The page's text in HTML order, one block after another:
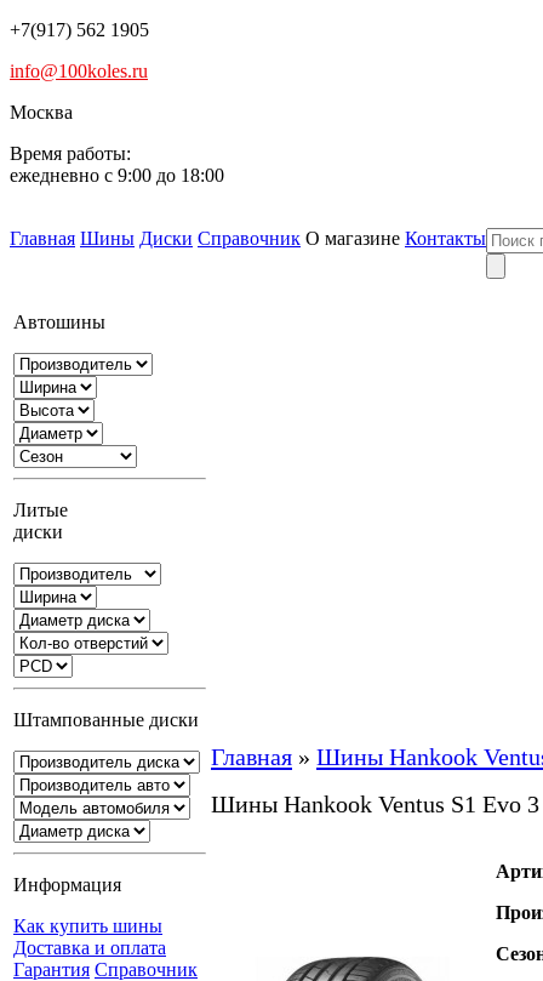
+7(917) 562 1905
info@100koles.ru
Москва
Время работы:
ежедневно с 9:00 до 18:00
Главная Шины Диски Справочник О магазине Контакты
Автошины
Литые
диски
Штампованные диски
Информация
Как купить шины
Доставка и оплата
Гарантия Справочник
Главная » Шины Hankook
Шины Hankook Ventus S1 Evo